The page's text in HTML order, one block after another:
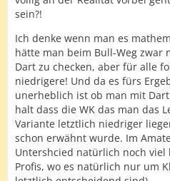
Aber gut es darf ja jeder
da absolut kein Fehler und
Standard Weg.
Ein Fehler wäre es bei 2
auf S15 für Bull zu gehen.
sein?!
Ich denke wenn man es
hätte man beim Bull-Weg zwar
Dart zu checken, aber für alle
niedrigere! Und da es fürs
unerheblich ist ob man mit
halt dass die WK das man das
Variante letztlich niedriger
schon erwähnt wurde. Im
Untershcied natürlich noch viel
Profis, wo es natürlich nur um